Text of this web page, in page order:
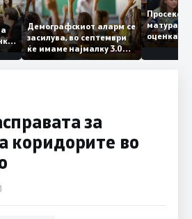
Демографскиот аларм се
засилува, во септември
ќе имаме најмалку 3.000
првачиња помалку
матура
за
коридорите во